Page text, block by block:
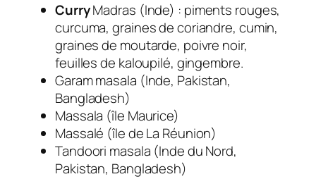
CurryMadras (Inde) : piments rouges,
curcuma, graines de coriandre, cumin,
graines de moutarde, poivre noir,
feuilles de kaloupilé, gingembre.
Garam masala (Inde, Pakistan,
Bangladesh)
Massala (île Maurice)
Massalé (île de La Réunion)
Tandoori masala (Inde du Nord,
Pakistan, Bangladesh)